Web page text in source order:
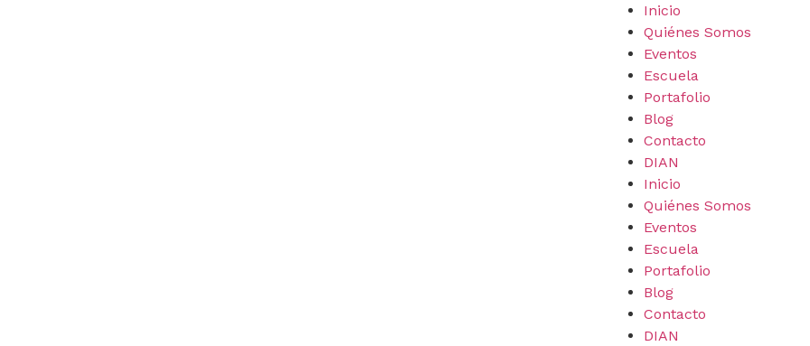
Inicio
Quiénes Somos
Eventos
Escuela
Portafolio
Blog
Contacto
DIAN
Inicio
Quiénes Somos
Eventos
Escuela
Portafolio
Blog
Contacto
DIAN